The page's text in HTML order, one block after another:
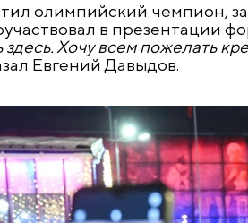
олимпийский чемпион,
в презентации
здесь. Хочу всем пожелать
Евгений Давыдов.